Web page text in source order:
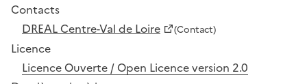
Contacts
DREAL Centre-Val de Loire
(Contact)
Licence
Licence Ouverte / Open Licence version 2.0